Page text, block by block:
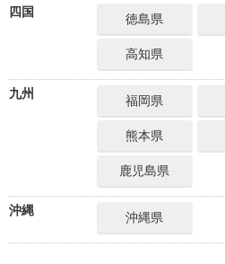
四国 徳島県
高知県
九州 福岡県
熊本県
鹿児島県
沖縄 沖縄県